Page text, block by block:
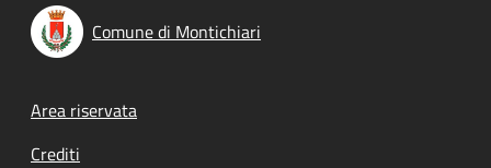
Comune di Montichiari
Footer menu
Area riservata
Crediti